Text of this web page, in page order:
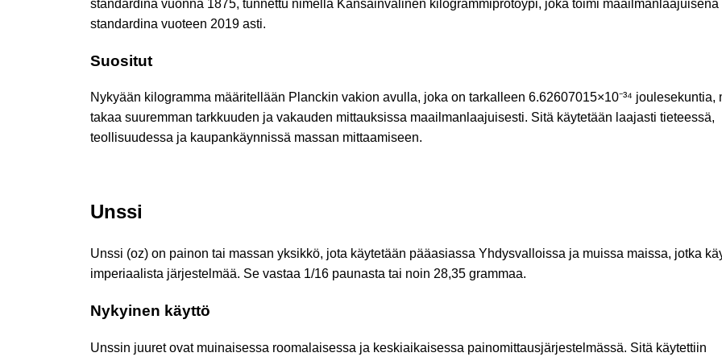
standardina vuonna 1875, tunnettu nimellä Kansainvälinen kilogrammiprotoypi, joka toimi maailmanlaajuisena
standardina vuoteen 2019 asti.
Suositut
Nykyään kilogramma määritellään Planckin vakion avulla, joka on tarkalleen 6.62607015×10⁻³⁴ joulesekuntia,
takaa suuremman tarkkuuden ja vakauden mittauksissa maailmanlaajuisesti. Sitä käytetään laajasti tieteessä,
teollisuudessa ja kaupankäynnissä massan mittaamiseen.
Unssi
Unssi (oz) on painon tai massan yksikkö, jota käytetään pääasiassa Yhdysvalloissa ja muissa maissa, jotka
imperiaalista järjestelmää. Se vastaa 1/16 paunasta tai noin 28,35 grammaa.
Nykyinen käyttö
Unssin juuret ovat muinaisessa roomalaisessa ja keskiaikaisessa painomittausjärjestelmässä. Sitä käytettiin